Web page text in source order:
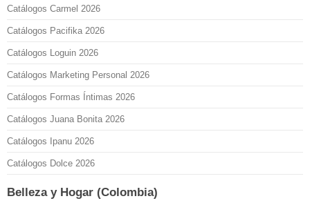
Catálogos Carmel 2026
Catálogos Pacifika 2026
Catálogos Loguin 2026
Catálogos Marketing Personal 2026
Catálogos Formas Íntimas 2026
Catálogos Juana Bonita 2026
Catálogos Ipanu 2026
Catálogos Dolce 2026
Belleza y Hogar (Colombia)